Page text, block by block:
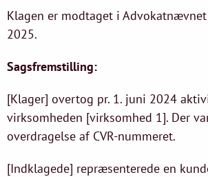
Klagen er modtaget i
2025.
Sagsfremstilling:
[Klager] overtog pr. 1. juni 2024
virksomheden [virksomhed 1]. Der
overdragelse af CVR-nummeret.
[Indklagede] repræsenterede en